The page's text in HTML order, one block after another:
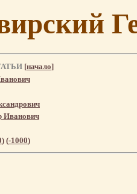
[начало]
Иванович
) (-1000)